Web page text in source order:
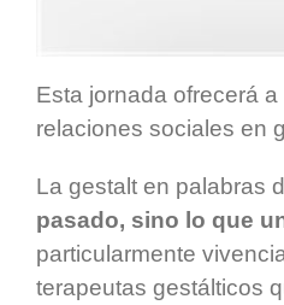
Esta jornada ofrecerá
relaciones sociales en
La gestalt en palabras
pasado, sino lo que
particularmente
terapeutas gestálticos